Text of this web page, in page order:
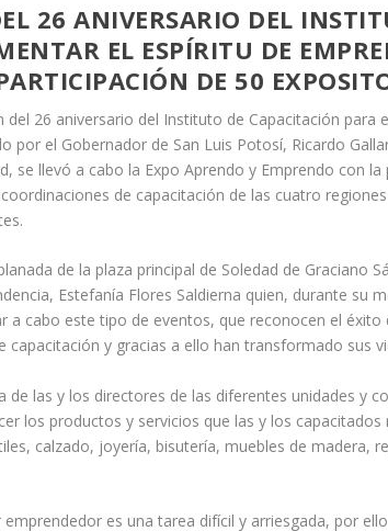
26 ANIVERSARIO DEL
EL ESPÍRITU DE
DE 50
del 26 aniversario del Instituto de Capacitación para
por el Gobernador de San Luis Potosí, Ricardo
se llevó a cabo la Expo Aprendo y Emprendo con
de capacitación de las cuatro
de la plaza principal de Soledad de Graciano
Estefanía Flores Saldierna quien, durante su
a cabo este tipo de eventos, que reconocen el éxito
capacitación y gracias a ello han transformado sus
de las y los directores de las diferentes unidades y
los productos y servicios que las y los
calzado, joyería, bisutería, muebles de madera,
emprendedor es una tarea difícil y arriesgada, por